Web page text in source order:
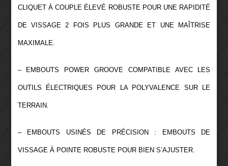
CLIQUET À COUPLE ÉLEVÉ ROBUSTE POUR UNE RAPIDITÉ
DE VISSAGE 2 FOIS PLUS GRANDE ET UNE MAÎTRISE
MAXIMALE.
– EMBOUTS POWER GROOVE COMPATIBLE AVEC LES
OUTILS ÉLECTRIQUES POUR LA POLYVALENCE SUR LE
TERRAIN.
– EMBOUTS USINÉS DE PRÉCISION : EMBOUTS DE
VISSAGE À POINTE ROBUSTE POUR BIEN S’AJUSTER.